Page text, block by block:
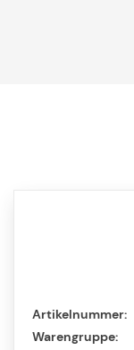
Artikelnummer:
Warengruppe: